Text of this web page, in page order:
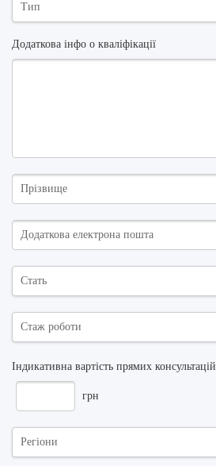
Тип
Додаткова інфо о кваліфікації
Стать
Стаж роботи
Індикативна вартість прямих консультацій
грн
Регіони